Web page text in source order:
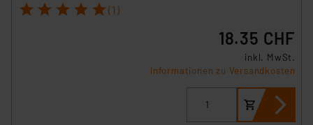
Angemessenheitsbeschluss der EU. Dies bedeutet,
dass die USA als Land mit unzureichendem
Datenschutz nach EU-Standards eingestuft wird. So
besteht etwa das Risiko, dass US-Behörden
Überwachungsprogrammen verarbeiten, ohne dass
hiergegen Klagemöglichkeiten für Europäer bestehen.
1 2 3 4 5 (1)
18.35 CHF
inkl. MwSt.
Informationen zu Versandkosten